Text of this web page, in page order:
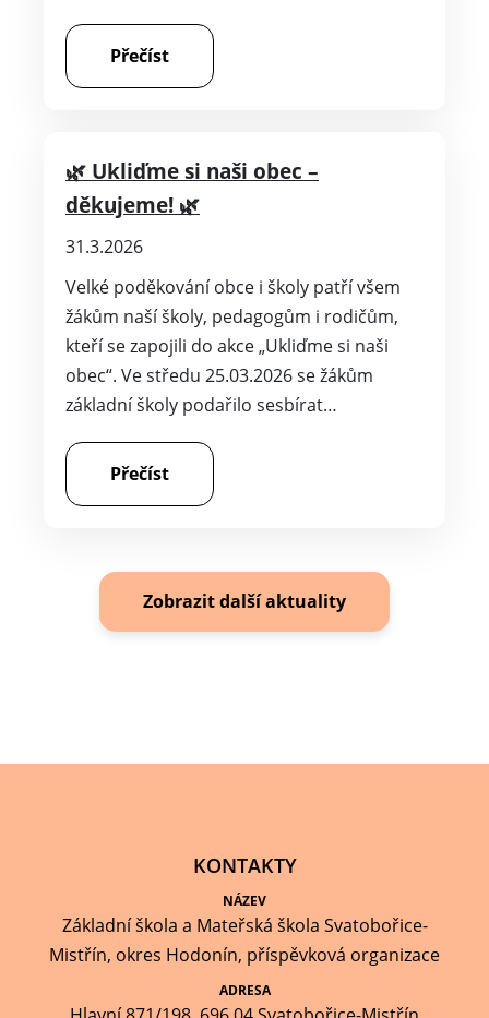
Přečíst
🌿 Ukliďme si naši obec –
děkujeme! 🌿
31.3.2026
Velké poděkování obce i školy patří všem
žákům naší školy, pedagogům i rodičům,
kteří se zapojili do akce „Ukliďme si naši
obec“. Ve středu 25.03.2026 se žákům
základní školy podařilo sesbírat…
Přečíst
Zobrazit další aktuality
KONTAKTY
NÁZEV
Základní škola a Mateřská škola Svatobořice-
Mistřín, okres Hodonín, příspěvková organizace
ADRESA